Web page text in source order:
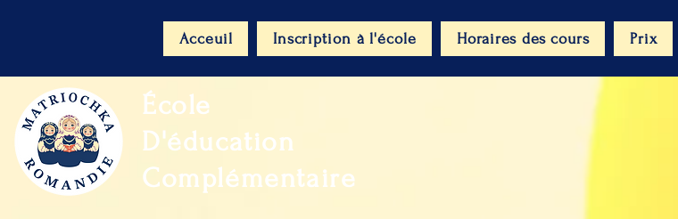
Acceuil Inscription à l'école Horaires des cours Prix
École
D'éducation
Complémentaire